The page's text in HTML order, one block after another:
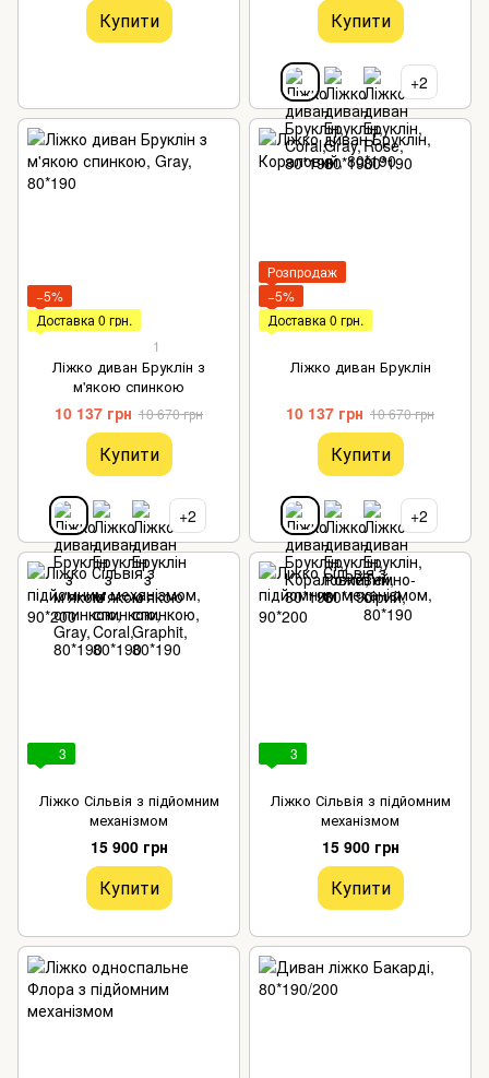
Купити Купити
+2
−5%
Доставка 0 грн.
1
Ліжко диван Бруклін з
м'якою спинкою
10 137 грн 10 670 грн
Купити
+2
Розпродаж
−5%
Доставка 0 грн.
Ліжко диван Бруклін
10 137 грн 10 670 грн
Купити
+2
3
Ліжко Сільвія з підйомним
механізмом
15 900 грн
Купити
3
Ліжко Сільвія з підйомним
механізмом
15 900 грн
Купити